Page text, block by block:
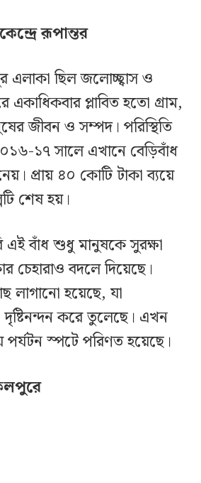
রূপান্তর
ছিল জলোচ্ছ্বাস ও
একাধিকবার প্লাবিত হতো গ্রাম,
জীবন ও সম্পদ। পরিস্থিতি
১৭ সালে এখানে বেড়িবাঁধ
প্রায় ৪০ কোটি টাকা ব্যয়ে
শেষ হয়।
এই বাঁধ শুধু মানুষকে সুরক্ষা
চেহারাও বদলে দিয়েছে।
লাগানো হয়েছে, যা
করে তুলেছে। এখন
পর্যটন স্পটে পরিণত হয়েছে।